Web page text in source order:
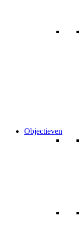
Objectieven